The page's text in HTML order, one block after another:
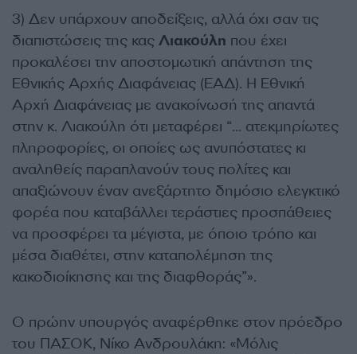
3) Δεν υπάρχουν αποδείξεις, αλλά όχι σαν τις
διαπιστώσεις της κας Λιακούλη που έχει
προκαλέσει την αποστομωτική απάντηση της
Εθνικής Αρχής Διαφάνειας (ΕΑΔ). Η Εθνική
Αρχή Διαφάνειας με ανακοίνωσή της απαντά
στην κ. Λιακούλη ότι μεταφέρει “… ατεκμηρίωτες
πληροφορίες, οι οποίες ως ανυπόστατες κι
αναληθείς παραπλανούν τους πολίτες και
απαξιώνουν έναν ανεξάρτητο δημόσιο ελεγκτικό
φορέα που καταβάλλει τεράστιες προσπάθειες
να προσφέρει τα μέγιστα, με όποιο τρόπο και
μέσα διαθέτει, στην καταπολέμηση της
κακοδιοίκησης και της διαφθοράς”».
Ο πρώην υπουργός αναφέρθηκε στον πρόεδρο
του ΠΑΣΟΚ, Νίκο Ανδρουλάκη: «Μόλις